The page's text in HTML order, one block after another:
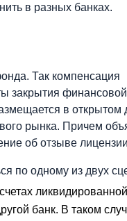
в разных банках.
Так компенсация
закрытия финансовой
в открытом
рынка. Причем
об отзыве
по одному из двух
ликвидированной
банк. В таком